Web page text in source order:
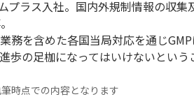
プラス入社。国内外規制情報の収
務を含めた各国当局対応を通じ
歩の足枷になってはいけないという
時点での内容となります